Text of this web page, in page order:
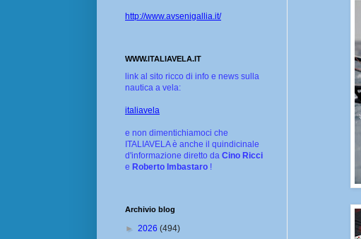
http://www.avsenigallia.it/
WWW.ITALIAVELA.IT
link al sito ricco di info e news sulla
nautica a vela:
italiavela
e non dimentichiamoci che
ITALIAVELA è anche il quindicinale
d'informazione diretto da Cino Ricci
e Roberto Imbastaro !
Archivio blog
► 2026 (494)